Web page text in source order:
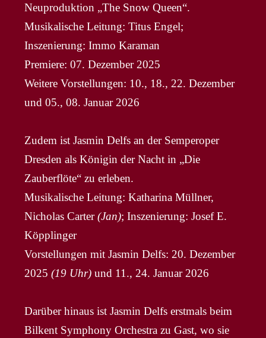
Neuproduktion „The Snow Queen“.
Musikalische Leitung: Titus Engel;
Inszenierung: Immo Karaman
Premiere: 07. Dezember 2025
Weitere Vorstellungen: 10., 18., 22. Dezember
und 05., 08. Januar 2026
Zudem ist Jasmin Delfs an der Semperoper
Dresden als Königin der Nacht in „Die
Zauberflöte“ zu erleben.
Musikalische Leitung: Katharina Müllner,
Nicholas Carter(Jan); Inszenierung: Josef E.
Köpplinger
Vorstellungen mit Jasmin Delfs: 20. Dezember
2025(19 Uhr) und 11., 24. Januar 2026
Darüber hinaus ist Jasmin Delfs erstmals beim
Bilkent Symphony Orchestra zu Gast, wo sie